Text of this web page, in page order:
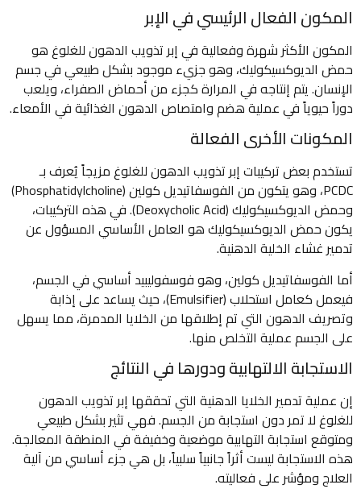
المكون الفعال الرئيسي في الإبر
المكون الأكثر شهرة وفعالية في إبر تذويب الدهون للغلوغ هو
حمض الديوكسيكوليك، وهو جزيء موجود بشكل طبيعي في جسم
الإنسان. يتم إنتاجه في المرارة كجزء من أحماض الصفراء، ويلعب
دوراً حيوياً في عملية هضم وامتصاص الدهون الغذائية في الأمعاء.
المكونات الأخرى الفعالة
تستخدم بعض تركيبات إبر تذويب الدهون للغلوغ مزيجاً يُعرف بـ
PCDC، وهو يتكون من الفوسفاتيديل كولين (Phosphatidylcholine)
وحمض الديوكسيكوليك (Deoxycholic Acid). في هذه التركيبات،
يكون حمض الديوكسيكوليك هو العامل الأساسي المسؤول عن
تدمير غشاء الخلية الدهنية.
أما الفوسفاتيديل كولين، وهو فوسفوليبيد أساسي في الجسم،
فيعمل كعامل استحلاب (Emulsifier)، حيث يساعد على إذابة
وتصريف الدهون التي تم إطلاقها من الخلايا المدمرة، مما يسهل
على الجسم عملية التخلص منها.
الاستجابة الالتهابية ودورها في النتائج
إن عملية تدمير الخلايا الدهنية التي تحققها إبر تذويب الدهون
للغلوغ لا تمر دون استجابة من الجسم. فهي تثير بشكل طبيعي
ومتوقع استجابة التهابية موضعية وخفيفة في المنطقة المعالجة.
هذه الاستجابة ليست أثراً جانبياً سلبياً، بل هي جزء أساسي من آلية
العلاج ومؤشر على فعاليته.